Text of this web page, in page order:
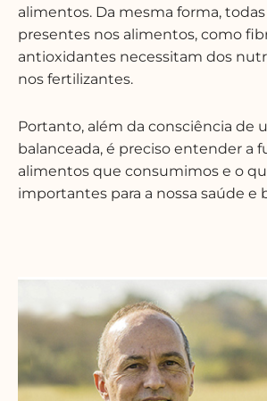
alimentos. Da mesma forma,
presentes nos alimentos, como
antioxidantes necessitam dos
nos fertilizantes.
Portanto, além da consciência de
balanceada, é preciso entender a
alimentos que consumimos e o
importantes para a nossa saúde e